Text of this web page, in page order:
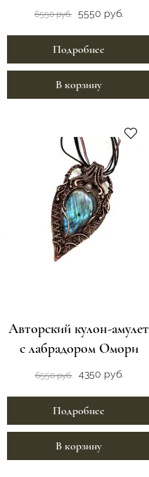
6550 руб. 5550 руб.
Подробнее
В корзину
Авторский кулон-амулет
с лабрадором Омори
6550 руб. 4350 руб.
Подробнее
В корзину